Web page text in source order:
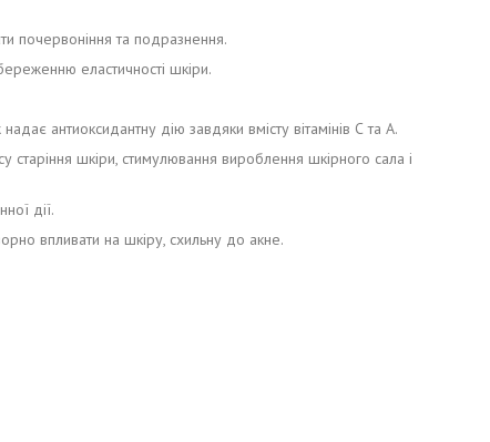
почервоніння та подразнення.
еластичності шкіри.
антиоксидантну дію завдяки вмісту вітамінів С та А.
старіння шкіри, стимулювання вироблення шкірного сала і
дії.
впливати на шкіру, схильну до акне.